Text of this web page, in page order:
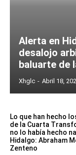
Alerta en
desalojo
baluarte de
Xhglc - Abril 18,
Lo que han hecho
de la Cuarta
no lo había hecho
Hidalgo: Abraham
Zenteno